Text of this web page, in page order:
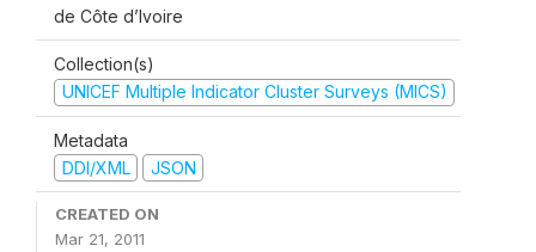
de Côte d’Ivoire
Collection(s)
UNICEF Multiple Indicator Cluster Surveys (MICS)
Metadata
DDI/XML
JSON
CREATED ON
Mar 21, 2011